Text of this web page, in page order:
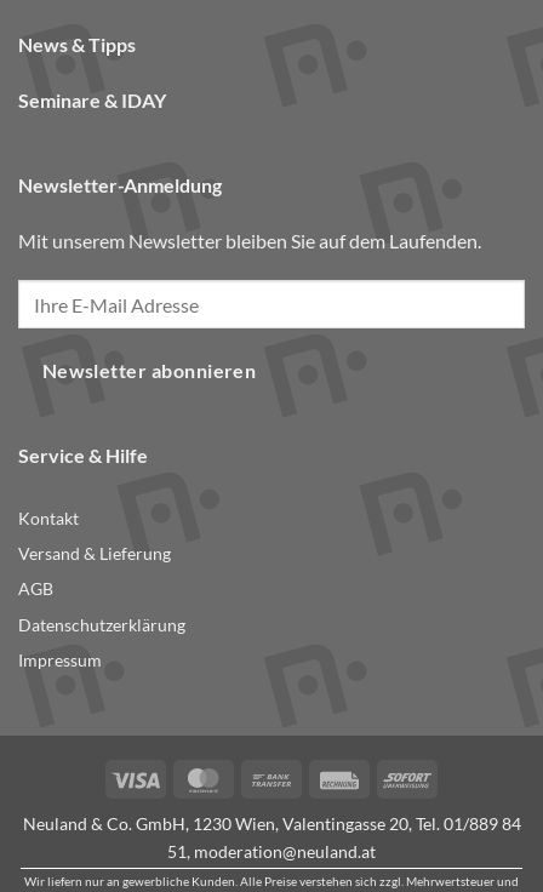
News & Tipps
Seminare & IDAY
Newsletter-Anmeldung
Mit unserem Newsletter bleiben Sie auf dem Laufenden.
Newsletter abonnieren
Service & Hilfe
Kontakt
Versand & Lieferung
AGB
Datenschutzerklärung
Impressum
Visa MasterCardBank
RechungSofort
Neuland & Co. GmbH, 1230 Wien, Valentingasse 20, Tel. 01/889 84
51, moderation@neuland.at
Wir liefern nur an gewerbliche Kunden. Alle Preise verstehen sich zzgl. Mehrwertsteuer und